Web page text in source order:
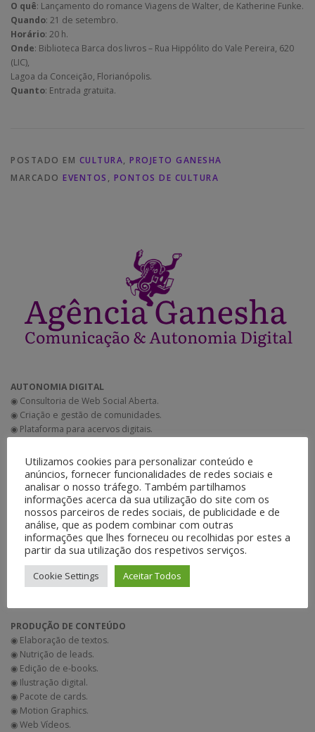
O quê: Lançamento do romance Viagens de Walter, de Katherine Funke.
Quando: 21 de setembro.
Horário: 20 h.
Onde: Biblioteca Barca dos livros – Rua Hippólito do Vale Pereira, 620
(LIC),
Lagoa da Conceição, Florianópolis.
Quanto: Entrada gratuita.
POSTADO EM CULTURA, PROJETO GANESHA
MARCADO EVENTOS , PONTOS DE CULTURA
AUTONOMIA DIGITAL
◉ Consultoria de Web Social Aberta.
◉ Criação e gestão de comunidades.
◉ Plataforma para acervos digitais.
◉ Sistema Nexcloud para
DESENVOLVIMENTO E MANUTENÇÃO DE SITES
◉ Criação e instalação de layouts.
◉ Manutenção de sistema e plugins.
◉ Ajustes nos códigos.
◉ Consultoria técnica.
◉ Atualização e gestão de conteúdo.
PRODUÇÃO DE CONTEÚDO
◉ Elaboração de textos.
◉ Nutrição de leads.
◉ Edição de e-books.
◉ Ilustração digital.
◉ Pacote de cards.
◉ Motion Graphics.
◉ Web Vídeos.
Utilizamos cookies para personalizar conteúdo e
anúncios, fornecer funcionalidades de redes sociais e
analisar o nosso tráfego. Também partilhamos
informações acerca da sua utilização do site com os
nossos parceiros de redes sociais, de publicidade e de
análise, que as podem combinar com outras
informações que lhes forneceu ou recolhidas por estes a
partir da sua utilização dos respetivos serviços.
Cookie Settings Aceitar Todos